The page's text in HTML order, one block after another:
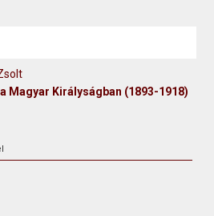
Magyar Királyságban (1893-1918)